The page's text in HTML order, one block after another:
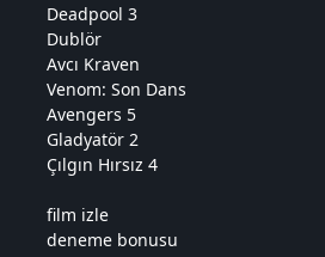
Deadpool 3
Dublör
Avcı Kraven
Venom: Son Dans
Avengers 5
Gladyatör 2
Çılgın Hırsız 4
film izle
deneme bonusu